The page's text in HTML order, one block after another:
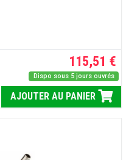
115,51 €
Dispo sous 5 jours ouvrés
AJOUTER AU PANIER